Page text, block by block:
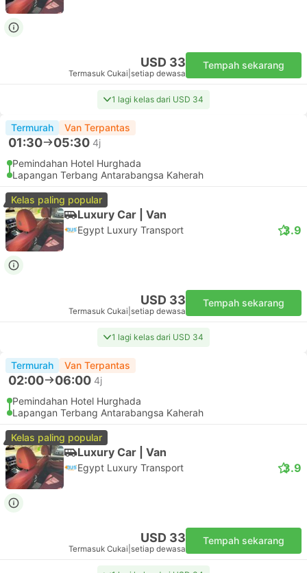
USD 33
Termasuk Cukai setiap dewasa
Tempah sekarang
1 lagi kelas dari USD 34
Termurah Van Terpantas
01:30 05:30 4j
Pemindahan Hotel Hurghada
Lapangan Terbang Antarabangsa Kaherah
Kelas paling popular
Luxury Car | Van
Egypt Luxury Transport 3.9
USD 33
Termasuk Cukai setiap dewasa
Tempah sekarang
1 lagi kelas dari USD 34
Termurah Van Terpantas
02:00 06:00 4j
Pemindahan Hotel Hurghada
Lapangan Terbang Antarabangsa Kaherah
Kelas paling popular
Luxury Car | Van
Egypt Luxury Transport 3.9
USD 33
Termasuk Cukai setiap dewasa
Tempah sekarang